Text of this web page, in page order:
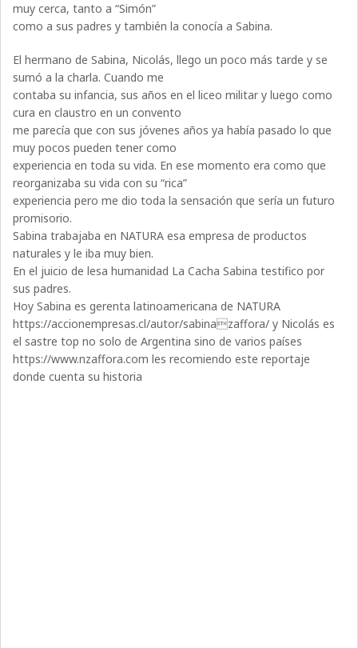
muy cerca, tanto a “Simón”
como a sus padres y también la conocía a Sabina.
El hermano de Sabina, Nicolás, llego un poco más tarde y se
sumó a la charla. Cuando me
contaba su infancia, sus años en el liceo militar y luego como
cura en claustro en un convento
me parecía que con sus jóvenes años ya había pasado lo que
muy pocos pueden tener como
experiencia en toda su vida. En ese momento era como que
reorganizaba su vida con su “rica”
experiencia pero me dio toda la sensación que sería un futuro
promisorio.
Sabina trabajaba en NATURA esa empresa de productos
naturales y le iba muy bien.
En el juicio de lesa humanidad La Cacha Sabina testifico por
sus padres.
Hoy Sabina es gerenta latinoamericana de NATURA
https://accionempresas.cl/autor/sabinazaffora/ y Nicolás es
el sastre top no solo de Argentina sino de varios países
https://www.nzaffora.com les recomiendo este reportaje
donde cuenta su historia